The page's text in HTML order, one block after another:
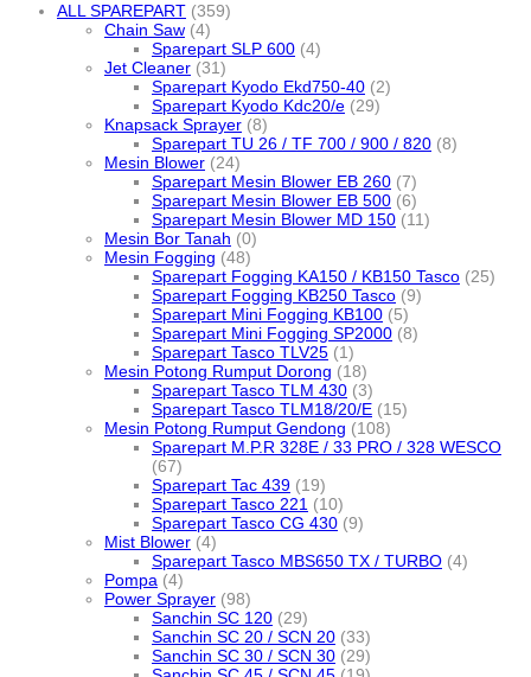
ALL SPAREPART (359)
Chain Saw (4)
Sparepart SLP 600 (4)
Jet Cleaner (31)
Sparepart Kyodo Ekd750-40 (2)
Sparepart Kyodo Kdc20/e (29)
Knapsack Sprayer (8)
Sparepart TU 26 / TF 700 / 900 / 820 (8)
Mesin Blower (24)
Sparepart Mesin Blower EB 260 (7)
Sparepart Mesin Blower EB 500 (6)
Sparepart Mesin Blower MD 150 (11)
Mesin Bor Tanah (0)
Mesin Fogging (48)
Sparepart Fogging KA150 / KB150 Tasco (25)
Sparepart Fogging KB250 Tasco (9)
Sparepart Mini Fogging KB100 (5)
Sparepart Mini Fogging SP2000 (8)
Sparepart Tasco TLV25 (1)
Mesin Potong Rumput Dorong (18)
Sparepart Tasco TLM 430 (3)
Sparepart Tasco TLM18/20/E (15)
Mesin Potong Rumput Gendong (108)
Sparepart M.P.R 328E / 33 PRO / 328 WESCO
(67)
Sparepart Tac 439 (19)
Sparepart Tasco 221 (10)
Sparepart Tasco CG 430 (9)
Mist Blower (4)
Sparepart Tasco MBS650 TX / TURBO (4)
Pompa (4)
Power Sprayer (98)
Sanchin SC 120 (29)
Sanchin SC 20 / SCN 20 (33)
Sanchin SC 30 / SCN 30 (29)